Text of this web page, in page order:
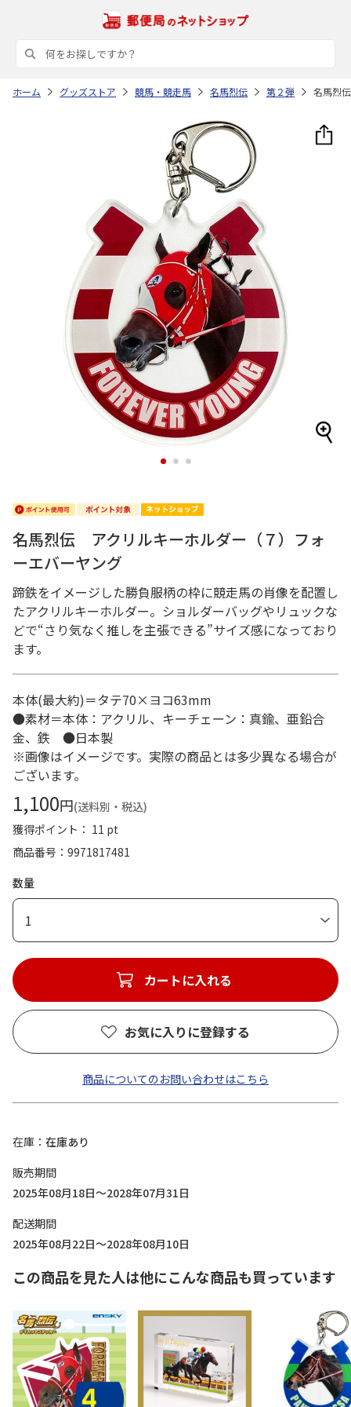
ホーム グッズストア 競馬・競走馬 名馬烈伝 第２弾 名馬烈
1 2 3
名馬烈伝 アクリルキーホルダー（７）フォ
ーエバーヤング
蹄鉄をイメージした勝負服柄の枠に競走馬の肖像を配置し
たアクリルキーホルダー。ショルダーバッグやリュックな
どで“さり気なく推しを主張できる”サイズ感になっており
ます。
本体(最大約)＝タテ70×ヨコ63mm
●素材＝本体：アクリル、キーチェーン：真鍮、亜鉛合
金、鉄 ●日本製
※画像はイメージです。実際の商品とは多少異なる場合が
ございます。
1,100円(送料別・税込)
獲得ポイント： 11 pt
商品番号
9971817481
数量
1
カートに入れる
お気に入りに登録する
商品についてのお問い合わせはこちら
在庫
在庫あり
販売期間
2025年08月18日～2028年07月31日
配送期間
2025年08月22日～2028年08月10日
この商品を見た人は他にこんな商品も買っています